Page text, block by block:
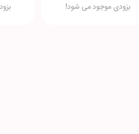
بزودی موجود می شود!